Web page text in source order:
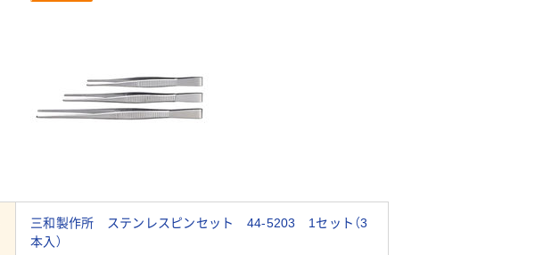
三和製作所 ステンレスピンセット 44-5203 1セット（3
本入）